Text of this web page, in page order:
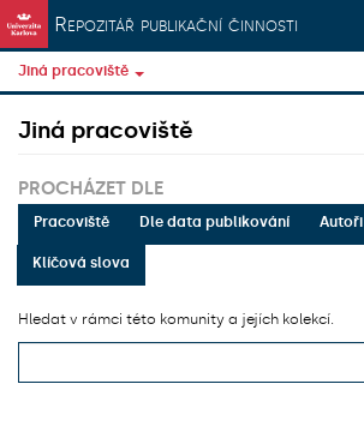
Přeskočit na obsah
Repozitář publikační činnosti
Jiná pracoviště
Jiná pracoviště
PROCHÁZET DLE
Pracoviště Dle data publikování Autoři
Klíčová slova
Hledat v rámci této komunity a jejích kolekcí.